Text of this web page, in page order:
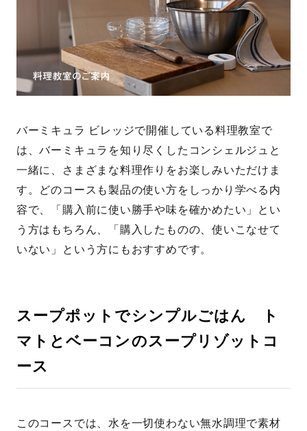
WORKSHOP
TAKANAWA
JP ENG
バーミキュラ ビレッジで開催している料理教室で
は、バーミキュラを知り尽くしたコンシェルジュと
一緒に、さまざまな料理作りをお楽しみいただけま
す。どのコースも製品の使い方をしっかり学べる内
容で、「購入前に使い勝手や味を確かめたい」とい
う方はもちろん、「購入したものの、使いこなせて
いない」という方にもおすすめです。
スープポットでシンプルごはん ト
マトとベーコンのスープリゾットコ
ース
このコースでは、水を一切使わない無水調理で素材